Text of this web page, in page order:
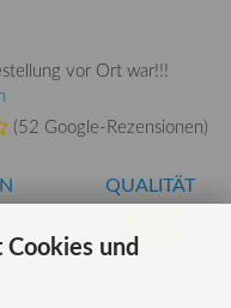
vor Ort war!!!
(52 Google-Rezensionen)
QUALITÄT
AT-BIO-401
und